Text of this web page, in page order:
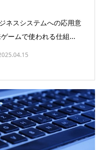
ネスシステムへの応用意
ームで使われる仕組...